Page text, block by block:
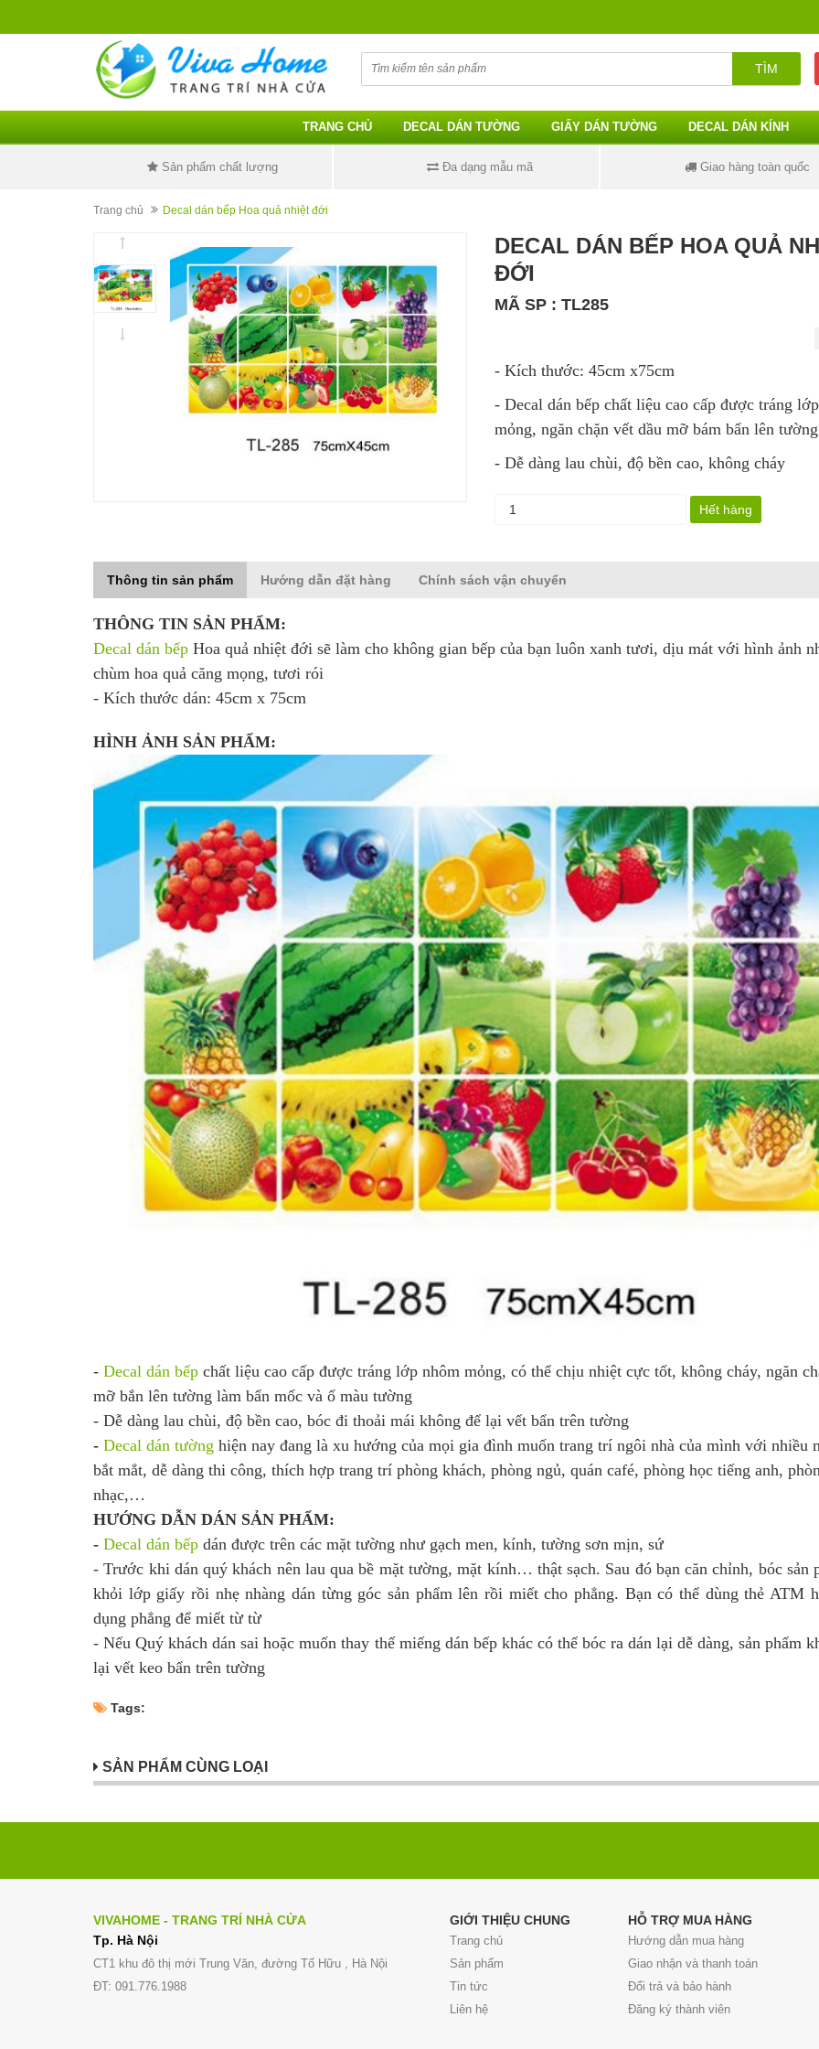
TÌM
TRANG CHỦ DECAL DÁN TƯỜNG GIẤY DÁN TƯỜNG DECAL DÁN KÍNH
Sản phẩm chất lượng Đa dạng mẫu mã Giao hàng toàn quốc
Trang chủ Decal dán bếp Hoa quả nhiệt đới
DECAL DÁN BẾP HOA QUẢ
ĐỚI
MÃ SP : TL285
- Kích thước: 45cm x75cm
- Decal dán bếp chất liệu cao cấp được tráng
mỏng, ngăn chặn vết dầu mỡ bám bẩn lên tường
- Dễ dàng lau chùi, độ bền cao, không cháy
Hết hàng
Thông tin sản phẩm Hướng dẫn đặt hàng Chính sách vận chuyển
THÔNG TIN SẢN PHẨM:
Decal dán bếp Hoa quả nhiệt đới sẽ làm cho không gian bếp của bạn luôn xanh tươi, dịu mát với hình ảnh
chùm hoa quả căng mọng, tươi rói
- Kích thước dán: 45cm x 75cm
HÌNH ẢNH SẢN PHẨM:
- Decal dán bếp chất liệu cao cấp được tráng lớp nhôm mỏng, có thể chịu nhiệt cực tốt, không cháy, ngăn
mỡ bắn lên tường làm bẩn mốc và ố màu tường
- Dễ dàng lau chùi, độ bền cao, bóc đi thoải mái không để lại vết bẩn trên tường
- Decal dán tường hiện nay đang là xu hướng của mọi gia đình muốn trang trí ngôi nhà của mình với nhiều
bắt mắt, dễ dàng thi công, thích hợp trang trí phòng khách, phòng ngủ, quán café, phòng học tiếng anh,
nhạc,…
HƯỚNG DẪN DÁN SẢN PHẨM:
- Decal dán bếp dán được trên các mặt tường như gạch men, kính, tường sơn mịn, sứ
- Trước khi dán quý khách nên lau qua bề mặt tường, mặt kính… thật sạch. Sau đó bạn căn chỉnh, bóc sản
khỏi lớp giấy rồi nhẹ nhàng dán từng góc sản phẩm lên rồi miết cho phẳng. Bạn có thể dùng thẻ ATM
dụng phẳng để miết từ từ
- Nếu Quý khách dán sai hoặc muốn thay thế miếng dán bếp khác có thể bóc ra dán lại dễ dàng, sản phẩm
lại vết keo bẩn trên tường
Tags:
SẢN PHẨM CÙNG LOẠI
VIVAHOME - TRANG TRÍ NHÀ CỬA
Tp. Hà Nội
CT1 khu đô thị mới Trung Văn, đường Tố Hữu , Hà Nội
ĐT: 091.776.1988
GIỚI THIỆU CHUNG
Trang chủ
Sản phẩm
Tin tức
Liên hệ
HỖ TRỢ MUA HÀNG
Hướng dẫn mua hàng
Giao nhận và thanh toán
Đổi trả và bảo hành
Đăng ký thành viên